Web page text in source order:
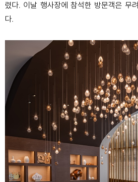
렸다. 이날 행사장에 참석한 방문객은 무려
다.